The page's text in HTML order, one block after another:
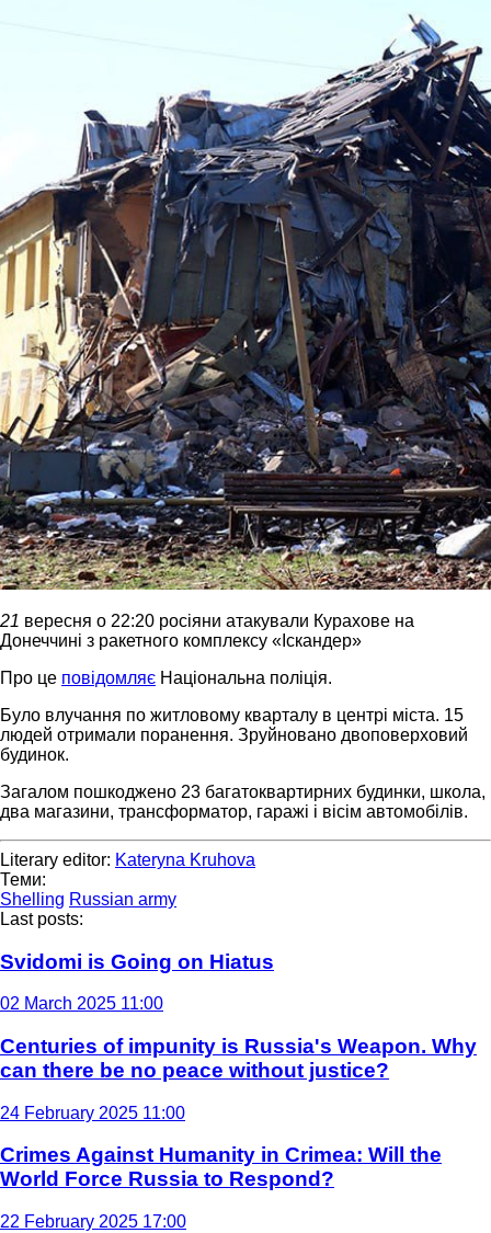
21 вересня о 22:20 росіяни атакували Курахове на
Донеччині з ракетного комплексу «Іскандер»
Про це повідомляє Національна поліція.
Було влучання по житловому кварталу в центрі міста. 15
людей отримали поранення. Зруйновано двоповерховий
будинок.
Загалом пошкоджено 23 багатоквартирних будинки, школа,
два магазини, трансформатор, гаражі і вісім автомобілів.
Literary editor: Kateryna Kruhova
Теми:
Shelling Russian army
Last posts:
Svidomi is Going on Hiatus
02 March 2025 11:00
Centuries of impunity is Russia's Weapon. Why
can there be no peace without justice?
24 February 2025 11:00
Crimes Against Humanity in Crimea: Will the
World Force Russia to Respond?
22 February 2025 17:00